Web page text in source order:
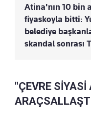
Atina'nın 10 bin
fiyaskoyla bitti:
belediye
skandal sonrası
"ÇEVRE